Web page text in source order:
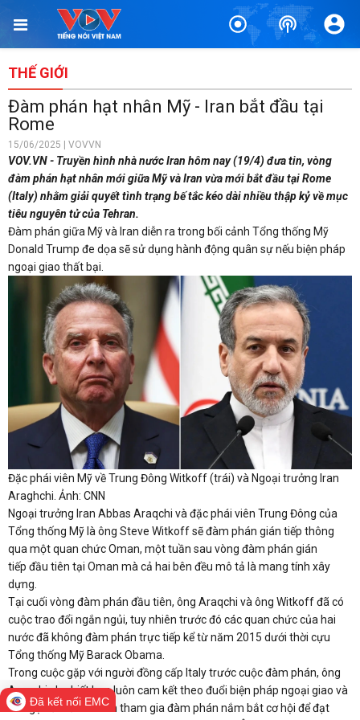
THẾ GIỚI
Đàm phán hạt nhân Mỹ - Iran bắt đầu tại
Rome
15/06/2025 | VOVVN
VOV.VN - Truyền hình nhà nước Iran hôm nay (19/4) đưa tin, vòng
đàm phán hạt nhân mới giữa Mỹ và Iran vừa mới bắt đầu tại Rome
(Italy) nhằm giải quyết tình trạng bế tắc kéo dài nhiều thập kỷ về mục
tiêu nguyên tử của Tehran.
Đàm phán giữa Mỹ và Iran diễn ra trong bối cảnh Tổng thống Mỹ
Donald Trump đe dọa sẽ sử dụng hành động quân sự nếu biện pháp
ngoại giao thất bại.
Đặc phái viên Mỹ về Trung Đông Witkoff (trái) và Ngoại trưởng Iran
Araghchi. Ảnh: CNN
Ngoại trưởng Iran Abbas Araqchi và đặc phái viên Trung Đông của
Tổng thống Mỹ là ông Steve Witkoff sẽ đàm phán gián tiếp thông
qua một quan chức Oman, một tuần sau vòng đàm phán gián
tiếp đầu tiên tại Oman mà cả hai bên đều mô tả là mang tính xây
dựng.
Tại cuối vòng đàm phán đầu tiên, ông Araqchi và ông Witkoff đã có
cuộc trao đổi ngắn ngủi, tuy nhiên trước đó các quan chức của hai
nước đã không đàm phán trực tiếp kể từ năm 2015 dưới thời cựu
Tổng thống Mỹ Barack Obama.
Trong cuộc gặp với người đồng cấp Italy trước cuộc đàm phán, ông
Araqchi cho biết Iran luôn cam kết theo đuổi biện pháp ngoại giao và
kêu gọi tất cả các bên tham gia đàm phán nắm bắt cơ hội để đạt
Đã kết nối EMC